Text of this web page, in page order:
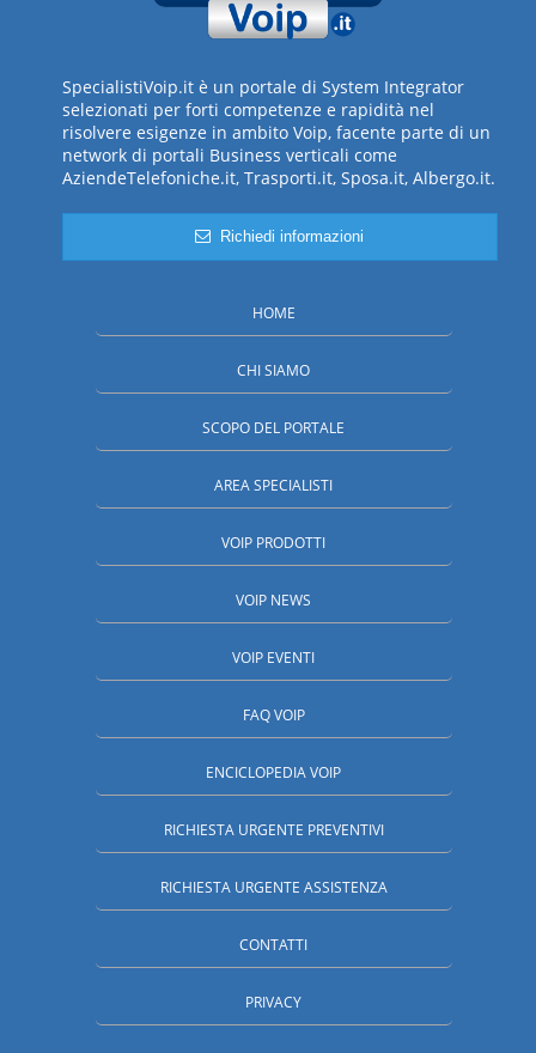
SpecialistiVoip.it è un portale di System Integrator
selezionati per forti competenze e rapidità nel
risolvere esigenze in ambito Voip, facente parte di un
network di portali Business verticali come
AziendeTelefoniche.it, Trasporti.it, Sposa.it, Albergo.it.
Richiedi informazioni
HOME
CHI SIAMO
SCOPO DEL PORTALE
AREA SPECIALISTI
VOIP PRODOTTI
VOIP NEWS
VOIP EVENTI
FAQ VOIP
ENCICLOPEDIA VOIP
RICHIESTA URGENTE PREVENTIVI
RICHIESTA URGENTE ASSISTENZA
CONTATTI
PRIVACY